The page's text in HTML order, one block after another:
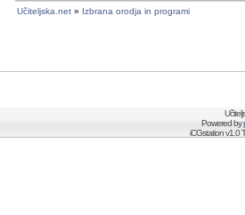
Učiteljska.net » Izbrana orodja in programi
Powered by
iCGstation v1.0